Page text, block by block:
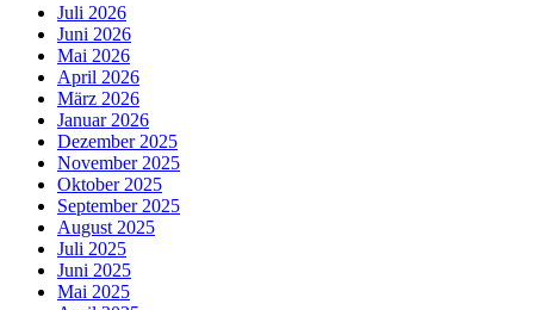
Juli 2026
Juni 2026
Mai 2026
April 2026
März 2026
Januar 2026
Dezember 2025
November 2025
Oktober 2025
September 2025
August 2025
Juli 2025
Juni 2025
Mai 2025